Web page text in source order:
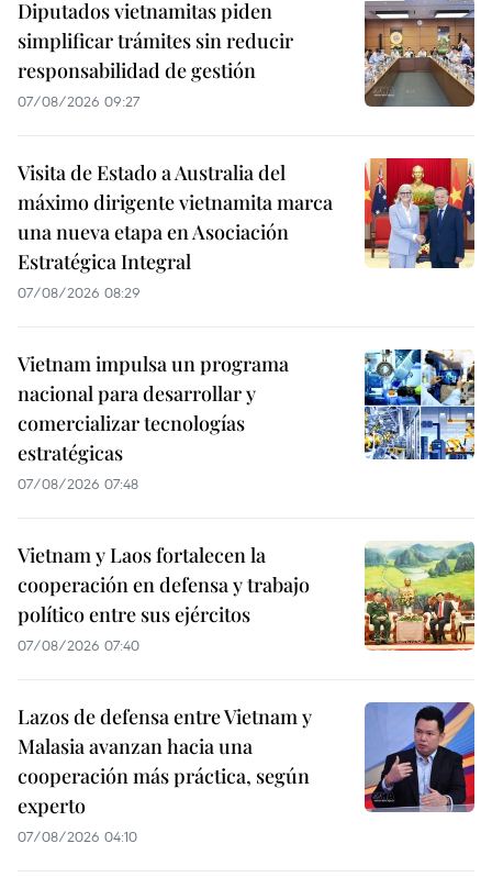
Diputados vietnamitas piden
simplificar trámites sin reducir
responsabilidad de gestión
07/08/2026 09:27
Visita de Estado a Australia del
máximo dirigente vietnamita marca
una nueva etapa en Asociación
Estratégica Integral
07/08/2026 08:29
Vietnam impulsa un programa
nacional para desarrollar y
comercializar tecnologías
estratégicas
07/08/2026 07:48
Vietnam y Laos fortalecen la
cooperación en defensa y trabajo
político entre sus ejércitos
07/08/2026 07:40
Lazos de defensa entre Vietnam y
Malasia avanzan hacia una
cooperación más práctica, según
experto
07/08/2026 04:10